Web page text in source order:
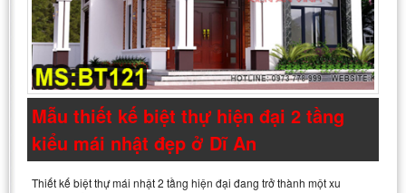
Mẫu thiết kế biệt thự hiện đại 2 tầng
kiểu mái nhật đẹp ở Dĩ An
Thiết kế biệt thự mái nhật 2 tầng hiện đại đang trở thành một xu